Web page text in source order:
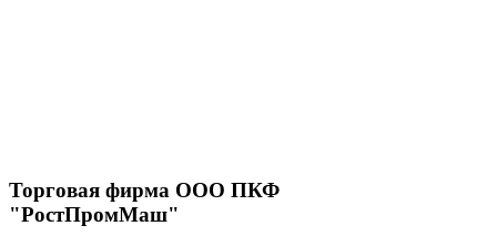
Торговая фирма ООО ПКФ
"РостПромМаш"